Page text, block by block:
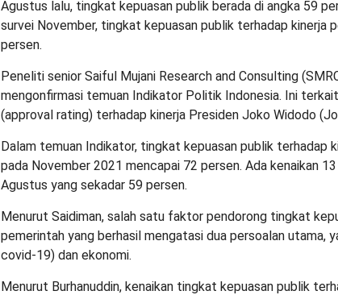
Agustus lalu, tingkat kepuasan publik berada di angka 59
survei November, tingkat kepuasan publik terhadap kinerja
persen.
Peneliti senior Saiful Mujani Research and Consulting
mengonfirmasi temuan Indikator Politik Indonesia. Ini
(approval rating) terhadap kinerja Presiden Joko Widodo
Dalam temuan Indikator, tingkat kepuasan publik terhadap
pada November 2021 mencapai 72 persen. Ada kenaikan
Agustus yang sekadar 59 persen.
Menurut Saidiman, salah satu faktor pendorong tingkat
pemerintah yang berhasil mengatasi dua persoalan utama,
covid-19) dan ekonomi.
Menurut Burhanuddin, kenaikan tingkat kepuasan publik